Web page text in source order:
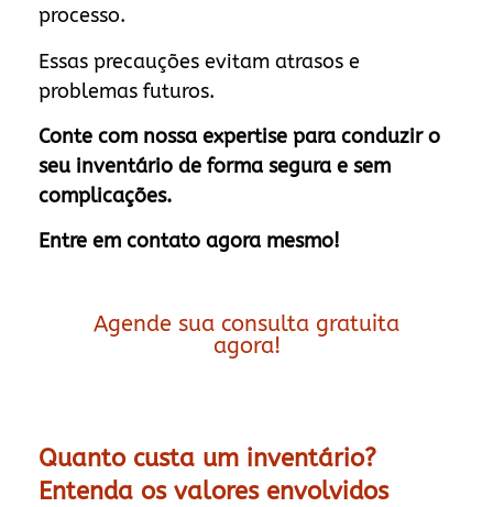
processo.
Essas precauções evitam atrasos e
problemas futuros.
Conte com nossa expertise para conduzir o
seu inventário de forma segura e sem
complicações.
Entre em contato agora mesmo!
Agende sua consulta gratuita
agora!
Quanto custa um inventário?
Entenda os valores envolvidos